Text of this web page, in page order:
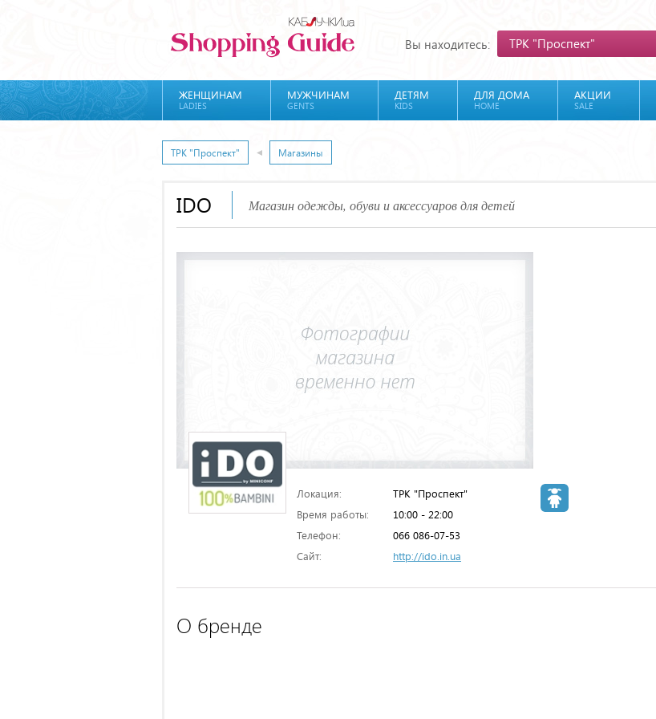
Вы находитесь: ТРК "Проспект"
ЖЕНЩИНАМ
LADIES
МУЖЧИНАМ
GENTS
ДЕТЯМ
KIDS
ДЛЯ ДОМА
HOME
АКЦИИ
SALE
ТРК "Проспект" Магазины
IDO Магазин одежды, обуви и аксессуаров для детей
Локация:
ТРК "Проспект"
Время работы:
10:00 - 22:00
Телефон:
066 086-07-53
Сайт:
http://ido.in.ua
О бренде